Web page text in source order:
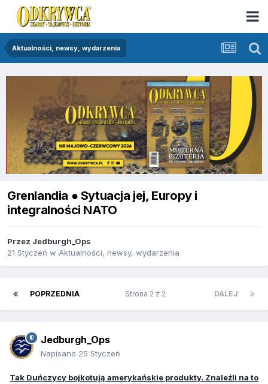
Aktualności, newsy, wydarzenia
Grenlandia ● Sytuacja jej, Europy i
integralności NATO
Przez Jedburgh_Ops
21 Styczeń w Aktualności, newsy, wydarzenia
POPRZEDNIA DALEJ
Strona 2 z 2
Jedburgh_Ops
Napisano 25 Styczeń
Tak Duńczycy bojkotują amerykańskie produkty. Znaleźli na to